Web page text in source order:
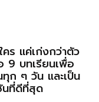
คร แค่เก่งกว่าตัว
9 บทเรียนเพื่อ
ทุก ๆ วัน และเป็น
นที่ดีที่สุด